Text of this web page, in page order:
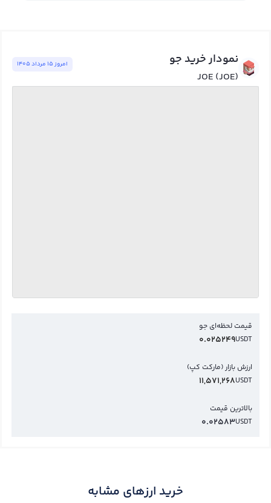
نمودار خرید جو
JOE (JOE)
امروز ١٥ مرداد ١٤٠٥
قیمت لحظه‌ای جو
USDT
0.025249
ارزش بازار (مارکت کپ)
USDT
11,571,268
بالاترین قیمت
USDT
0.02583
خرید ارزهای مشابه